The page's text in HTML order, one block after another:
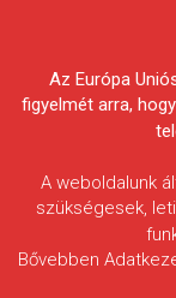
Pap Máté
Az Európa
figyelmét arra,
A weboldalunk
szükségesek,
Bővebben